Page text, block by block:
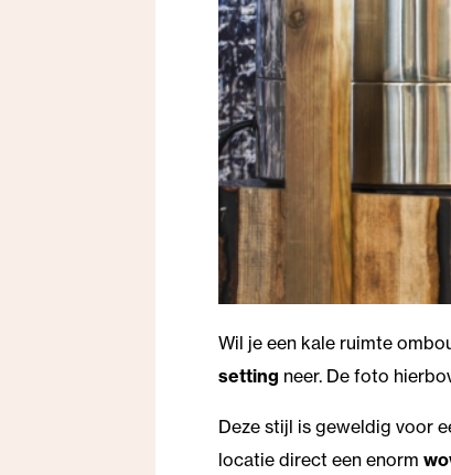
Wil je een kale ruimte
setting neer. De foto
Deze stijl is geweldig voor
locatie direct een enorm